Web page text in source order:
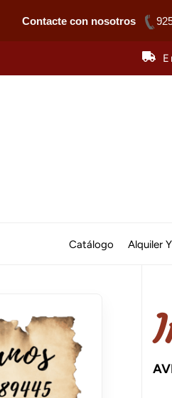
Contacte con nosotros
Catálogo Alquiler